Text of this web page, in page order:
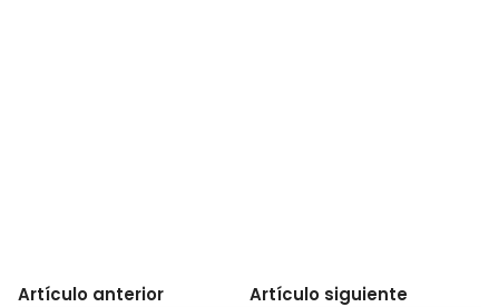
Artículo anterior Artículo siguiente